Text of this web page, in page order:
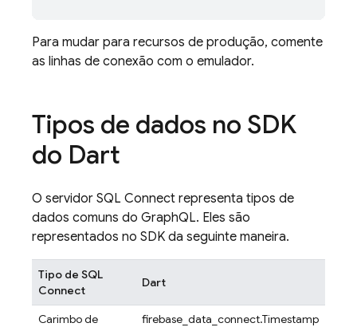
Para mudar para recursos de produção, comente
as linhas de conexão com o emulador.
Tipos de dados no SDK
do Dart
O servidor SQL Connect representa tipos de
dados comuns do GraphQL. Eles são
representados no SDK da seguinte maneira.
Tipo de SQL
Connect
Dart
Carimbo de
firebase_data_connect.Timestamp